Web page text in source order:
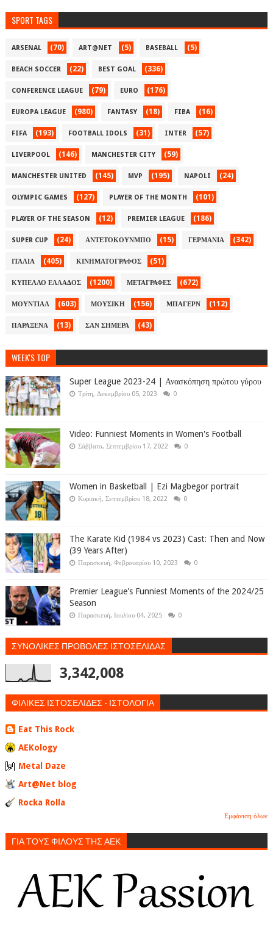
SPORT TAGS
ARSENAL (70) ART@NET (5) BASEBALL (5)
BEACH SOCCER (22) BEST GOAL (336)
CONFERENCE LEAGUE (79) EURO (176)
EUROPA LEAGUE (980) FANTASY (18) FIBA (16)
FIFA (193) FOOTBALL IDOLS (31) INTER (57)
LIVERPOOL (146) MANCHESTER CITY (59)
MANCHESTER UNITED (145) MVP (195) NAPOLI (24)
OLYMPIC GAMES (127) PLAYER OF THE MONTH (101)
PLAYER OF THE SEASON (12) PREMIER LEAGUE (186)
SUPER CUP (24) ΑΝΤΕΤΟΚΟΥΝΜΠΟ (15) ΓΕΡΜΑΝΙΑ (342)
ΙΤΑΛΙΑ (405) ΚΙΝΗΜΑΤΟΓΡΑΦΟΣ (51)
ΚΥΠΕΛΛΟ ΕΛΛΑΔΟΣ (1200) ΜΕΤΑΓΡΑΦΕΣ (672)
ΜΟΥΝΤΙΑΛ (603) ΜΟΥΣΙΚΗ (156) ΜΠΑΓΕΡΝ (112)
ΠΑΡΑΞΕΝΑ (13) ΣΑΝ ΣΗΜΕΡΑ (43)
WEEK'S TOP
Super League 2023-24 | Ανασκόπηση πρώτου γύρου
Τρίτη, Δεκεμβρίου 05, 2023 0
Video: Funniest Moments in Women's Football
Σάββατο, Σεπτεμβρίου 17, 2022 0
Women in Basketball | Ezi Magbegor portrait
Κυριακή, Σεπτεμβρίου 18, 2022 0
The Karate Kid (1984 vs 2023) Cast: Then and Now
(39 Years After)
Παρασκευή, Φεβρουαρίου 10, 2023 0
Premier League's Funniest Moments of the 2024/25
Season
Παρασκευή, Ιουλίου 04, 2025 0
ΣΥΝΟΛΙΚΕΣ ΠΡΟΒΟΛΕΣ ΙΣΤΟΣΕΛΙΔΑΣ
3,342,008
ΦΙΛΙΚΕΣ ΙΣΤΟΣΕΛΙΔΕΣ - ΙΣΤΟΛΟΓΙΑ
Eat This Rock
AEKology
Metal Daze
Art@Net blog
Rocka Rolla
Εμφάνιση όλων
ΓΙΑ ΤΟΥΣ ΦΙΛΟΥΣ ΤΗΣ ΑΕΚ